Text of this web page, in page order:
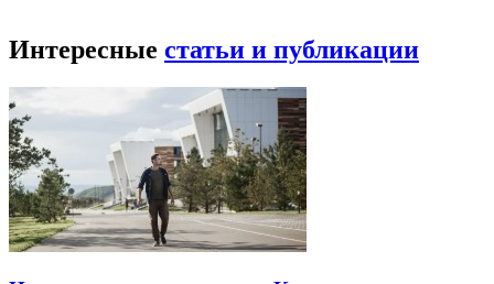
Интересные статьи и публикации